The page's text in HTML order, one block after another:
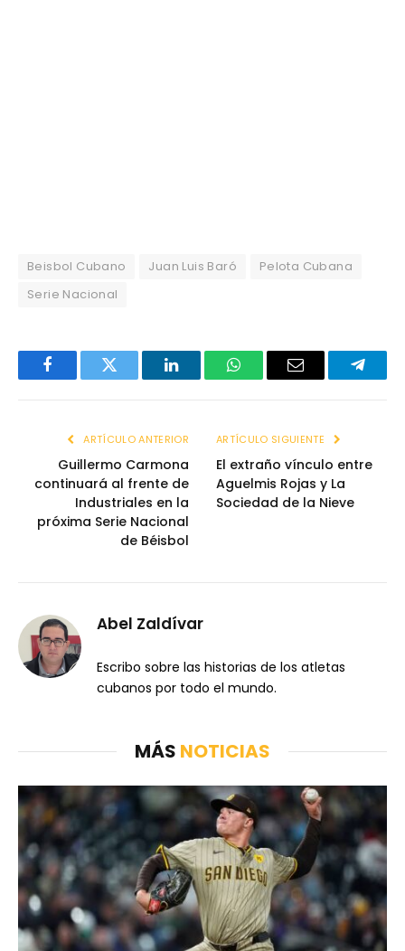
Beisbol Cubano Juan Luis Baró
Pelota Cubana
Serie Nacional
FacebookTwitter LinkedInWhatsAppEmail
ARTÍCULO ANTERIOR
Guillermo Carmona
continuará al frente de
Industriales en la
próxima Serie Nacional
de Béisbol
ARTÍCULO SIGUIENTE
El extraño vínculo entre
Aguelmis Rojas y La
Sociedad de la Nieve
Abel Zaldívar
Escribo sobre las historias de los atletas
cubanos por todo el mundo.
MÁS NOTICIAS